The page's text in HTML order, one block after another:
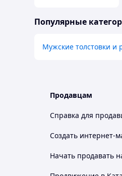
Популярные
Мужские толстовки и
Продавцам
Справка для
Создать интернет-
Начать продавать